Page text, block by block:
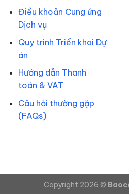
Điều khoản Cung ứng
Dịch vụ
Quy trình Triển khai Dự
án
Hướng dẫn Thanh
toán & VAT
Câu hỏi thường gặp
(FAQs)
Copyright 2026 ©